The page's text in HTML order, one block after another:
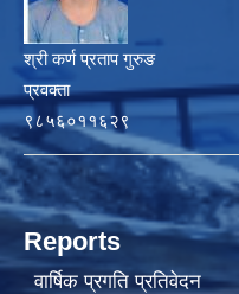
श्री कर्ण प्रताप गुरुङ
प्रवक्ता
९८५६०११६२९
Reports
वार्षिक प्रगति प्रतिवेदन